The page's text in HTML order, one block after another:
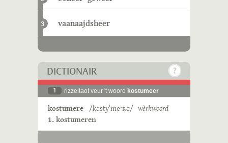
3 vaanaajdsheer
DICTIONAIR
1 rizzeltaot veur 't woord kostumeer
kostumere /kɔstyˈmeˑʀə/ wèrkwoord
1. kostumeren